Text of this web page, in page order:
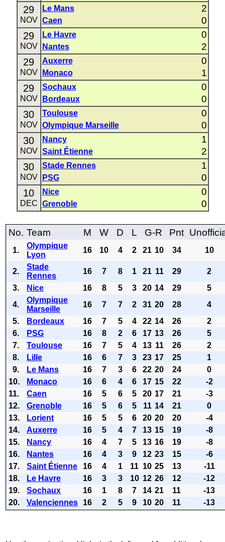
29
NOV
Le Mans 2
Caen 0
29
NOV
Le Havre 0
Nantes 2
29
NOV
Auxerre 0
Monaco 1
29
NOV
Sochaux 0
Bordeaux 0
30
NOV
Toulouse 0
Olympique Marseille 0
30
NOV
Nancy 1
Saint Étienne 2
30
NOV
Stade Rennes 1
PSG 0
10
DEC
Nice 0
Grenoble 0
No. Team M W D L G-R Pnt
1.
Olympique
Lyon
16 10 4 2 21 10 34 10
2.
Stade
Rennes
16 7 8 1 21 11 29
2
3.
Nice 16 8 5 3 20 14 29
5
4.
Olympique
Marseille
16 7 7 2 31 20 28
4
5.
Bordeaux 16 7 5 4 22 14 26
2
6.
PSG 16 8 2 6 17 13 26
5
7.
Toulouse 16 7 5 4 13 11 26
2
8.
Lille 16 6 7 3 23 17 25
1
9.
Le Mans 16 7 3 6 22 20 24
0
10.
Monaco 16 6 4 6 17 15 22
-2
11.
Caen 16 5 6 5 20 17 21
-3
12.
Grenoble 16 5 6 5 11 14 21
0
13.
Lorient 16 5 5 6 20 20 20
-4
14.
Auxerre 16 5 4 7 13 15 19
-8
15.
Nancy 16 4 7 5 13 16 19
-8
16.
Nantes 16 4 3 9 12 23 15
-6
17.
Saint Étienne 16 4 1 11 10 25 13
-11
18.
Le Havre 16 3 3 10 12 26 12
-12
19.
Sochaux 16 1 8 7 14 21 11
-13
20.
Valenciennes 16 2 5 9 10 20 11 -13